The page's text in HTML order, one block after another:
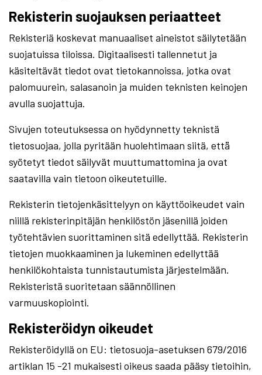
Rekisterin suojauksen periaatteet
Rekisteriä koskevat manuaaliset aineistot säilytetään
suojatuissa tiloissa. Digitaalisesti tallennetut ja
käsiteltävät tiedot ovat tietokannoissa, jotka ovat
palomuurein, salasanoin ja muiden teknisten keinojen
avulla suojattuja.
Sivujen toteutuksessa on hyödynnetty teknistä
tietosuojaa, jolla pyritään huolehtimaan siitä, että̈
syötetyt tiedot säilyvät muuttumattomina ja ovat
saatavilla vain tietoon oikeutetuille.
Rekisterin tietojenkäsittelyyn on käyttöoikeudet vain
niillä rekisterinpitäjän henkilöstön jäsenillä joiden
työtehtävien suorittaminen sitä edellyttää. Rekisterin
tietojen muokkaaminen ja lukeminen edellyttää
henkilökohtaista tunnistautumista järjestelmään.
Rekisteristä suoritetaan säännöllinen
varmuuskopiointi.
Rekisteröidyn oikeudet
Rekisteröidyllä on EU: tietosuoja-asetuksen 679/2016
artiklan 15 -21 mukaisesti oikeus saada pääsy tietoihin,